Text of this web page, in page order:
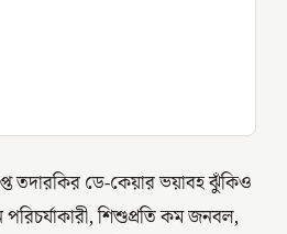
তদারকির ডে-কেয়ার ভয়াবহ ঝুঁকিও
শিশুপ্রতি কম জনবল,